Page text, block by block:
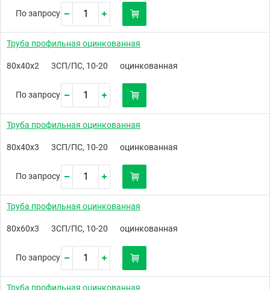
По запросу
Труба профильная оцинкованная
80х40х2 3СП/ПС, 10-20 оцинкованная
По запросу
Труба профильная оцинкованная
80х40х3 3СП/ПС, 10-20 оцинкованная
По запросу
Труба профильная оцинкованная
80х60х3 3СП/ПС, 10-20 оцинкованная
По запросу
Труба профильная оцинкованная